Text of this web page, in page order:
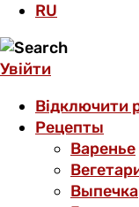
RU
Увійти
Відключити
Рецепты
Варенье
Выпечка